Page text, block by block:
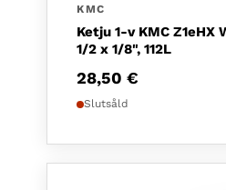
KMC
Ketju 1-v KMC Z1eHX
1/2 x 1/8", 112L
28,50€
Slutsåld